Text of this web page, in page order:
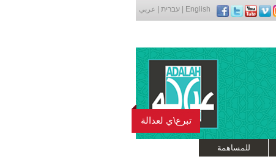
English עברית عربي
للمساهمة
تبرع\ي لعدالة